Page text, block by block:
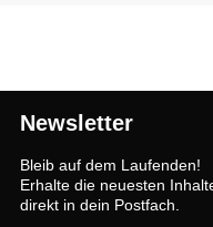
Newsletter
Bleib auf dem Laufenden!
Erhalte die neuesten
direkt in dein Postfach.